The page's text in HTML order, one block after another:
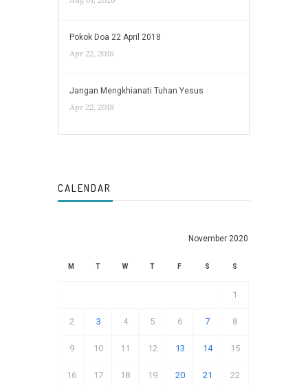
Pokok Doa 22 April 2018
Apr 22, 2018
Jangan Mengkhianati Tuhan Yesus
Apr 22, 2018
CALENDAR
November 2020
M T W T F S S
1
2 3 4 5 6 7 8
9 10 11 12 13 14 15
16 17 18 19 20 21 22